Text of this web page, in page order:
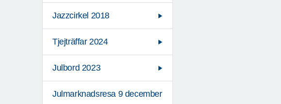
Jazzcirkel 2018
Tjejträffar 2024
Julbord 2023
Julmarknadsresa 9 december